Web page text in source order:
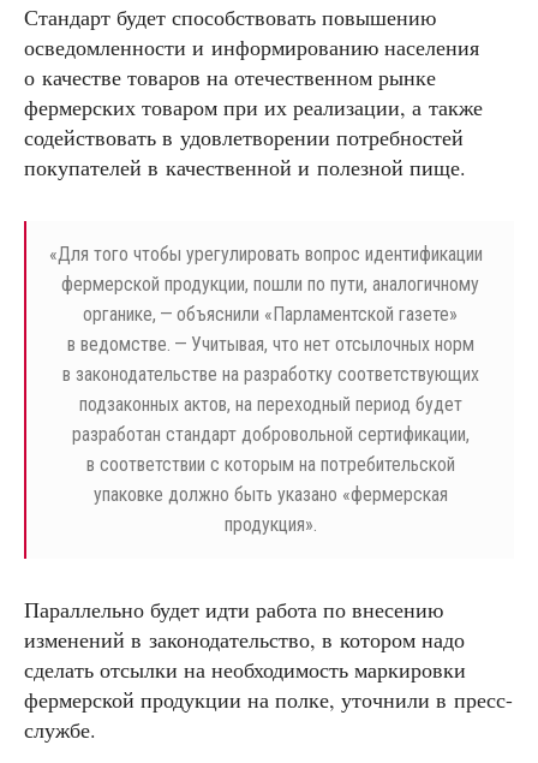
Стандарт будет способствовать повышению
осведомленности и информированию населения
о качестве товаров на отечественном рынке
фермерских товаром при их реализации, а также
содействовать в удовлетворении потребностей
покупателей в качественной и полезной пище.
«Для того чтобы урегулировать вопрос идентификации
фермерской продукции, пошли по пути, аналогичному
органике, — объяснили «Парламентской газете»
в ведомстве. — Учитывая, что нет отсылочных норм
в законодательстве на разработку соответствующих
подзаконных актов, на переходный период будет
разработан стандарт добровольной сертификации,
в соответствии с которым на потребительской
упаковке должно быть указано «фермерская
продукция».
Параллельно будет идти работа по внесению
изменений в законодательство, в котором надо
сделать отсылки на необходимость маркировки
фермерской продукции на полке, уточнили в пресс-
службе.